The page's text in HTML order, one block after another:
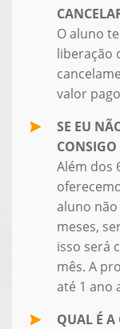
O aluno
liberação
valor
SE EU
CONSIGO
Além dos
aluno
meses,
isso será
mês. A
até 1 ano
QUAL É A